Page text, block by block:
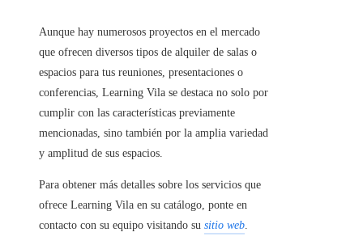
Aunque hay numerosos proyectos en el mercado
que ofrecen diversos tipos de alquiler de salas o
espacios para tus reuniones, presentaciones o
conferencias, Learning Vila se destaca no solo por
cumplir con las características previamente
mencionadas, sino también por la amplia variedad
y amplitud de sus espacios.
Para obtener más detalles sobre los servicios que
ofrece Learning Vila en su catálogo, ponte en
contacto con su equipo visitando su sitio web